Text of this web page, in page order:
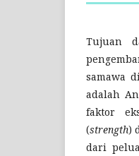
Tujuan
samawa
adalah
faktor
(strength)
dari